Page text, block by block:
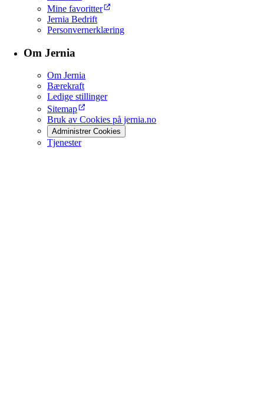
Mine favoritter
Jernia Bedrift
Personvernerklæring
Om Jernia
Om Jernia
Bærekraft
Ledige stillinger
Sitemap
Bruk av Cookies på jernia.no
Administrer Cookies
Tjenester